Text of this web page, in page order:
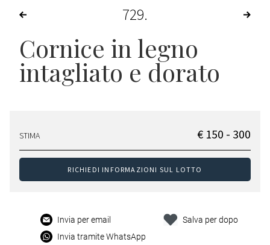
729
Cornice in legno
intagliato e dorato
STIMA € 150 - 300
RICHIEDI INFORMAZIONI SUL LOTTO
Invia per email
Invia tramite WhatsApp
Salva per dopo